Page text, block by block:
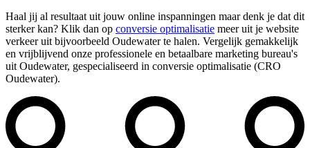
Haal jij al resultaat uit jouw online inspanningen maar denk je dat dit
sterker kan? Klik dan op conversie optimalisatie meer uit je website
verkeer uit bijvoorbeeld Oudewater te halen. Vergelijk gemakkelijk
en vrijblijvend onze professionele en betaalbare marketing bureau's
uit Oudewater, gespecialiseerd in conversie optimalisatie (CRO
Oudewater).